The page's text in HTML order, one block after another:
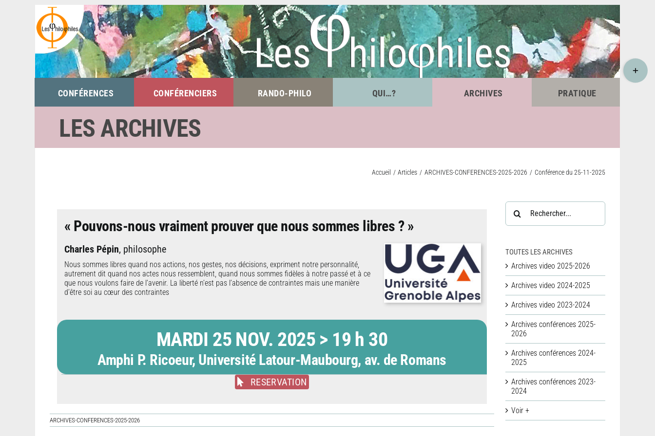
CONFÉRENCES CONFÉRENCIERS RANDO-PHILO QUI…? ARCHIVES PRATIQUE
LES ARCHIVES
Accueil Articles ARCHIVES-CONFERENCES-2025-2026 Conférence du 25-11-2025
« Pouvons-nous vraiment prouver que nous sommes libres ? »
Charles Pépin, philosophe
Nous sommes libres quand nos actions, nos gestes, nos décisions, expriment notre personnalité,
autrement dit quand nos actes nous ressemblent, quand nous sommes fidèles à notre passé et à ce
que nous voulons faire de l’avenir. La liberté n’est pas l’absence de contraintes mais une manière
d’être soi au cœur des contraintes
MARDI 25 NOV. 2025 > 19 h 30
Amphi P. Ricoeur, Université Latour-Maubourg, av. de Romans
RESERVATION
ARCHIVES-CONFERENCES-2025-2026
Rechercher:
TOUTES LES ARCHIVES
Archives video 2025-2026
Archives video 2024-2025
Archives video 2023-2024
Archives conférences 2025-
2026
Archives conférences 2024-
2025
Archives conférences 2023-
2024
Voir +
Bascule
de
la